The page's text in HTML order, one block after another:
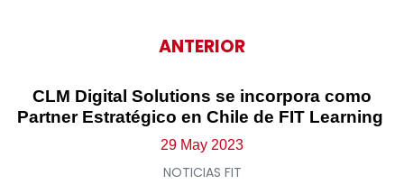
ANTERIOR
CLM Digital Solutions se incorpora como
Partner Estratégico en Chile de FIT Learning
29 May 2023
NOTICIAS FIT